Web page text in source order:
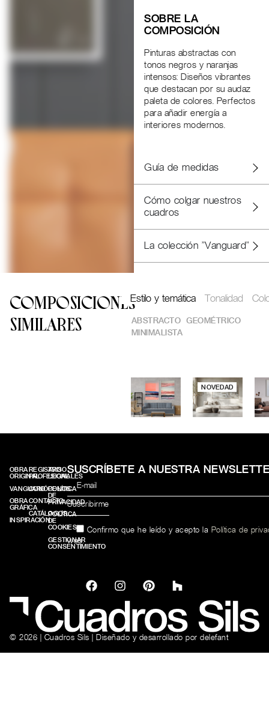
SOBRE LA
COMPOSICIÓN
Pinturas abstractas con
tonos negros y naranjas
intensos: Diseños vibrantes
que destacan por su audaz
paleta de colores. Perfectos
para añadir energía a
interiores modernos.
Guía de medidas
Cómo colgar nuestros
cuadros
La colección "Vanguard"
COMPOSICIONES
SIMILARES
Estilo y temática Tonalidad
ABSTRACTO GEOMÉTRICO
MINIMALISTA
NOVEDAD
OBRA
ORIGINAL
VANGUARD
OBRA
GRÁFICA
INSPIRACIÓN
REGISTRO
PROFESIONALES
CONÓCENOS
CONTACTO
CATÁLOGOS
AVISO
LEGAL
POLÍTICA
DE
PRIVACIDAD
POLÍTICA
DE
COOKIES
GESTIONAR
CONSENTIMIENTO
SUSCRÍBETE A NUESTRA
Confirmo que he leído y acepto la Política de
web.
© 2026 | Cuadros Sils | Diseñado y desarrollado por delefant